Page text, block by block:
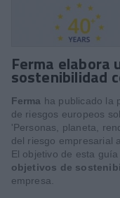
Ferma elabora
sostenibilidad
Ferma ha publicado la
de riesgos europeos
'Personas, planeta,
del riesgo empresarial
El objetivo de esta
objetivos de
empresa.